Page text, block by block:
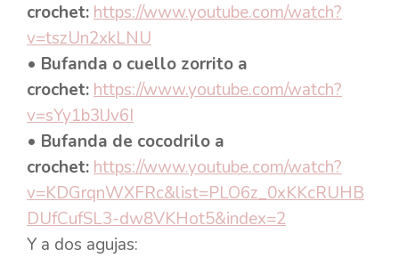
crochet:https://www.youtube.com/watch?
v=tszUn2xkLNU
• Bufanda o cuello zorrito a
crochet:https://www.youtube.com/watch?
v=sYy1b3lJv6I
• Bufanda de cocodrilo a
crochet:https://www.youtube.com/watch?
v=KDGrqnWXFRc&list=PLO6z_0xKKcRUHB
DUfCufSL3-dw8VKHot5&index=2
Y a dos agujas: